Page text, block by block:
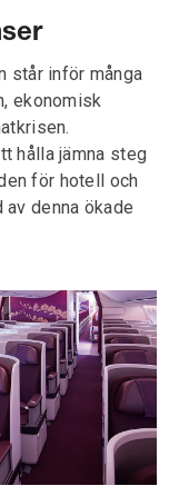
står inför många
ekonomisk
hålla jämna steg
för hotell och
denna ökade